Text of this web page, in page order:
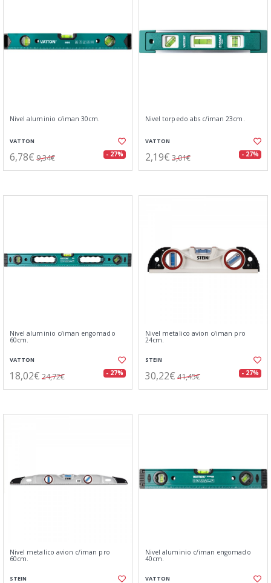
Nivel aluminio c/iman 30cm.
VATTON
6,78€ 9,34€ - 27%
Nivel torpedo abs c/iman 23cm.
VATTON
2,19€ 3,01€ - 27%
Nivel aluminio c/iman engomado
60cm.
VATTON
18,02€ 24,72€ - 27%
Nivel metalico avion c/iman pro
24cm.
STEIN
30,22€ 41,45€ - 27%
Nivel metalico avion c/iman pro
60cm.
STEIN
Nivel aluminio c/iman engomado
40cm.
VATTON